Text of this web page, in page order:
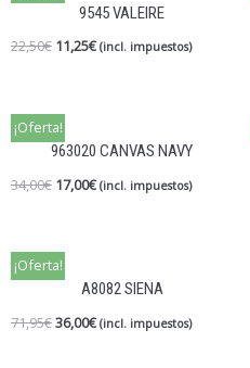
9545 VALEIRE
22,50€ 11,25€ (incl. impuestos)
¡Oferta!
963020 CANVAS NAVY
34,00€ 17,00€ (incl. impuestos)
¡Oferta!
A8082 SIENA
71,95€36,00€ (incl. impuestos)